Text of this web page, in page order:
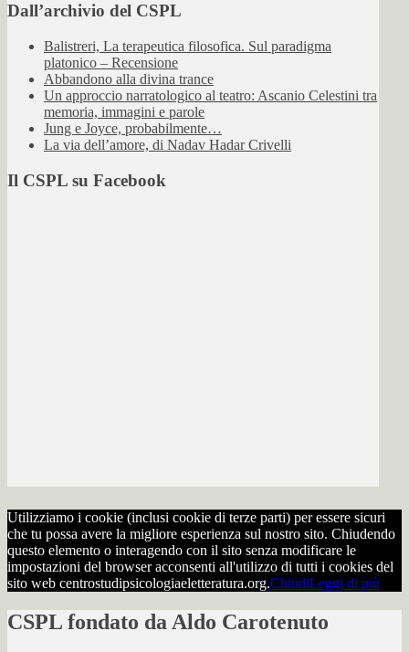
Dall’archivio del CSPL
Balistreri, La terapeutica filosofica. Sul paradigma
platonico – Recensione
Abbandono alla divina trance
Un approccio narratologico al teatro: Ascanio Celestini tra
memoria, immagini e parole
Jung e Joyce, probabilmente…
La via dell’amore, di Nadav Hadar Crivelli
Il CSPL su Facebook
Utilizziamo i cookie (inclusi cookie di terze parti) per essere sicuri
che tu possa avere la migliore esperienza sul nostro sito. Chiudendo
questo elemento o interagendo con il sito senza modificare le
impostazioni del browser acconsenti all'utilizzo di tutti i cookies del
sito web centrostudipsicologiaeletteratura.org.ChiudiLeggi di più
CSPL fondato da Aldo Carotenuto